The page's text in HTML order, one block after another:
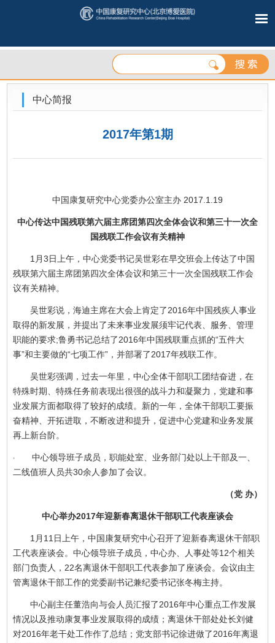
中心简报
2017年第1期
中国康复研究中心党委办公室主办 2017.1.19
中心传达中国残联第六届主席团第四次全体会议和第三十一次全
国残联工作会议有关精神
1月3日上午，中心党委书记吴世彩在早交班会上传达了中国
残联第六届主席团第四次全体会议和第三十一次全国残联工作会
议有关精神。
吴世彩说，海迪主席在大会上肯定了2016年中国残疾人事业
取得的新发展，并提出了未来事业发展须牢记代表、服务、管理
职能的要求;鲁勇书记总结了2016年中国残联重点抓的“五件大
事”和主要做的“七项工作”，并部署了2017年残联工作。
吴世彩强调，过去一年里，中心全体干部职工团结奋进，在
特殊时期、特殊任务前表现出很强的战斗力和凝聚力，党建和事
业发展方面都取得了较好的成绩。新的一年，全体干部职工要振
奋精神、开拓进取，不断改进和提升，促进中心党建和业务发展
再上新台阶。
中心领导班子成员，职能处室、业务部门处以上干部及一、
二线值班人员共30余人参加了会议。
（党 办）
中心举办2017年迎新春离退休干部职工代表座谈会
1月11日上午，中国康复研究中心召开了迎新春离退休干部职
工代表座谈会。中心领导班子成员，中心办、人事处等12个相关
部门负责人，22名离退休干部职工代表参加了座谈会。会议由主
管离退休干部工作的党委副书记兼纪委书记张冬梅主持。
中心副主任董浩向与会人员汇报了2016年中心重点工作发展
情况以及推动康复事业发展取得的成绩；离退休干部处处长刘健
对2016年老干处工作作了总结；党支部书记徐进做了2016年离退